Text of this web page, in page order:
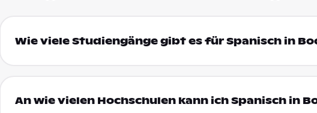
Wie viele Studiengänge gibt es für Spanisch in
An wie vielen Hochschulen kann ich Spanisch in